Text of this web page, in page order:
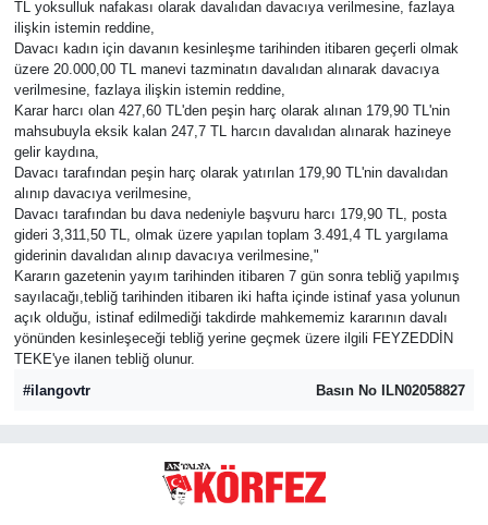
TL yoksulluk nafakası olarak davalıdan davacıya verilmesine, fazlaya
ilişkin istemin reddine,
Davacı kadın için davanın kesinleşme tarihinden itibaren geçerli olmak
üzere 20.000,00 TL manevi tazminatın davalıdan alınarak davacıya
verilmesine, fazlaya ilişkin istemin reddine,
Karar harcı olan 427,60 TL'den peşin harç olarak alınan 179,90 TL'nin
mahsubuyla eksik kalan 247,7 TL harcın davalıdan alınarak hazineye
gelir kaydına,
Davacı tarafından peşin harç olarak yatırılan 179,90 TL'nin davalıdan
alınıp davacıya verilmesine,
Davacı tarafından bu dava nedeniyle başvuru harcı 179,90 TL, posta
gideri 3,311,50 TL, olmak üzere yapılan toplam 3.491,4 TL yargılama
giderinin davalıdan alınıp davacıya verilmesine,"
Kararın gazetenin yayım tarihinden itibaren 7 gün sonra tebliğ yapılmış
sayılacağı,tebliğ tarihinden itibaren iki hafta içinde istinaf yasa yolunun
açık olduğu, istinaf edilmediği takdirde mahkememiz kararının davalı
yönünden kesinleşeceği tebliğ yerine geçmek üzere ilgili FEYZEDDİN
TEKE'ye ilanen tebliğ olunur.
#ilangovtr
Basın No ILN02058827
Resmi İlanlar